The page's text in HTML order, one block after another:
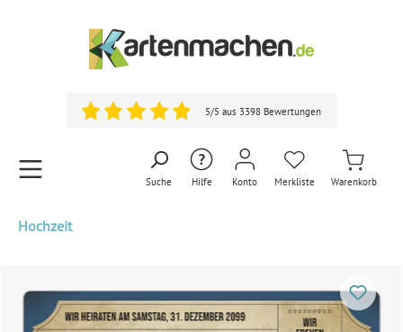
5/5 aus 3398 Bewertungen
Suche Hilfe Konto Merkliste Warenkorb
Hochzeit